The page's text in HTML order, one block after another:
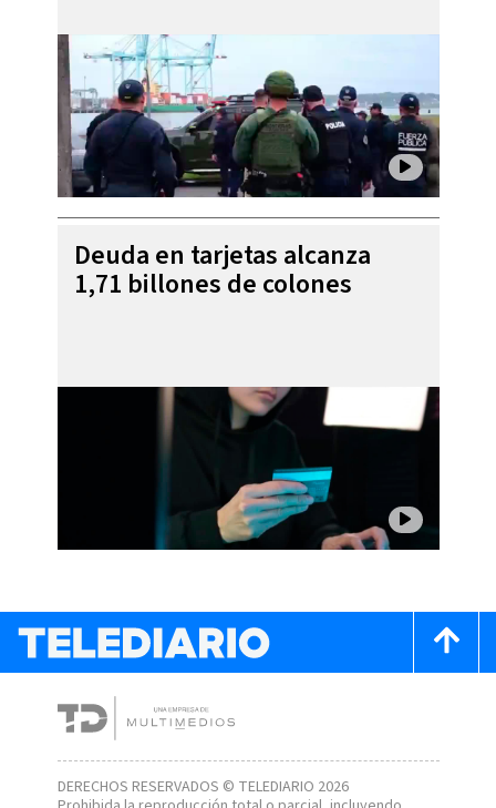
Deuda en tarjetas alcanza
1,71 billones de colones
DERECHOS RESERVADOS © TELEDIARIO 2026